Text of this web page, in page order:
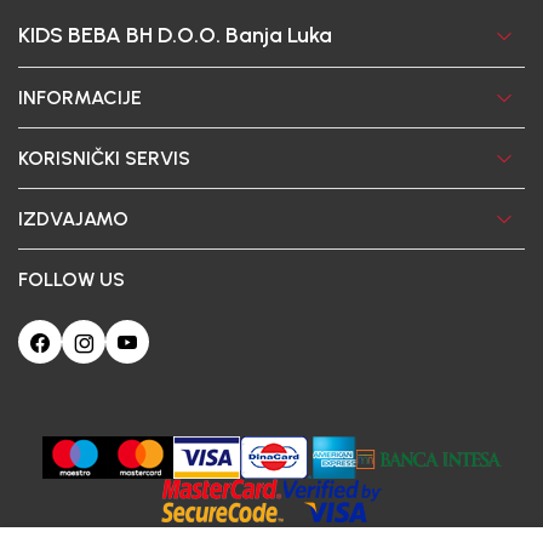
KIDS BEBA BH D.O.O. Banja Luka
INFORMACIJE
KORISNIČKI SERVIS
IZDVAJAMO
FOLLOW US
Ova web-stranica koristi kolačiće
Poštovani korisniče, naš sajt koristi cookies (kolačiće) u cilju poboljšanja
korisničkog iskustva. Ukoliko nastavite da pregledate i koristite našu Internet